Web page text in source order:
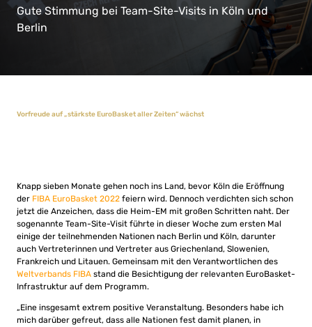
Gute Stimmung bei Team-Site-Visits in Köln und
Berlin
Vorfreude auf „stärkste EuroBasket aller Zeiten“ wächst
Knapp sieben Monate gehen noch ins Land, bevor Köln die Eröffnung
der FIBA EuroBasket 2022 feiern wird. Dennoch verdichten sich schon
jetzt die Anzeichen, dass die Heim-EM mit großen Schritten naht. Der
sogenannte Team-Site-Visit führte in dieser Woche zum ersten Mal
einige der teilnehmenden Nationen nach Berlin und Köln, darunter
auch Vertreterinnen und Vertreter aus Griechenland, Slowenien,
Frankreich und Litauen. Gemeinsam mit den Verantwortlichen des
Weltverbands FIBA stand die Besichtigung der relevanten EuroBasket-
Infrastruktur auf dem Programm.
„Eine insgesamt extrem positive Veranstaltung. Besonders habe ich
mich darüber gefreut, dass alle Nationen fest damit planen, in